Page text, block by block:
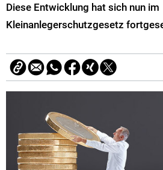
Diese Entwicklung hat sich nun im
Kleinanlegerschutzgesetz